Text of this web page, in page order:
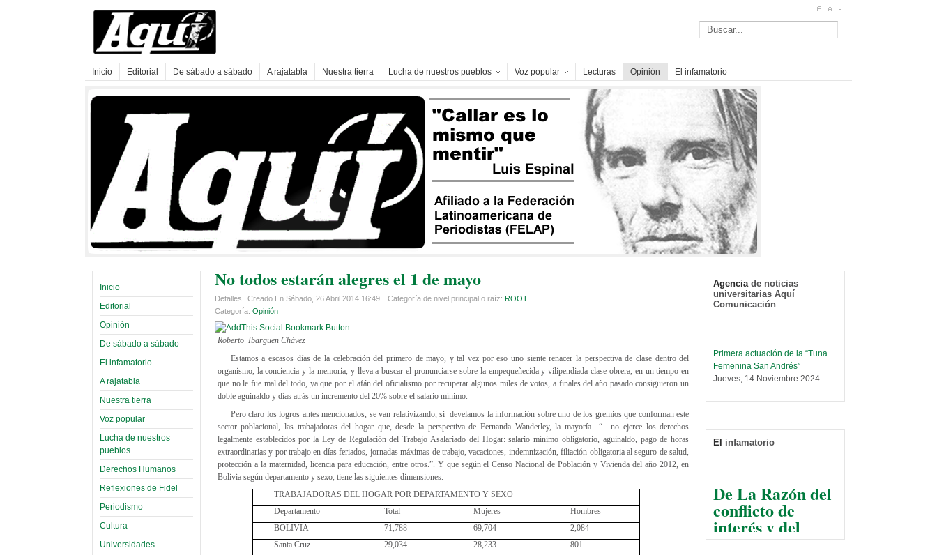
Inicio Editorial De sábado a sábado A rajatabla Nuestra tierra Lucha de nuestros pueblos Voz popular Lecturas Opinión El infamatorio
Inicio
Editorial
Opinión
De sábado a sábado
El infamatorio
A rajatabla
Nuestra tierra
Voz popular
Lucha de nuestros
pueblos
Derechos Humanos
Reflexiones de Fidel
Periodismo
Cultura
Universidades
No todos estarán alegres el 1 de mayo
Detalles Creado En Sábado, 26 Abril 2014 16:49 Categoría de nivel principal o raíz: ROOT
Categoría: Opinión
Roberto Ibarguen Chávez
Estamos a escasos días de la celebración del primero de mayo, y tal vez por eso uno siente renacer la perspectiva de clase dentro del
organismo, la conciencia y la memoria, y lleva a buscar el pronunciarse sobre la empequeñecida y vilipendiada clase obrera, en un tiempo en
que no le fue mal del todo, ya que por el afán del oficialismo por recuperar algunos miles de votos, a finales del año pasado consiguieron un
doble aguinaldo y días atrás un incremento del 20% sobre el salario mínimo.
Pero claro los logros antes mencionados, se van relativizando, si develamos la información sobre uno de los gremios que conforman este
sector poblacional, las trabajadoras del hogar que, desde la perspectiva de Fernanda Wanderley, la mayoría “…no ejerce los derechos
legalmente establecidos por la Ley de Regulación del Trabajo Asalariado del Hogar: salario mínimo obligatorio, aguinaldo, pago de horas
extraordinarias y por trabajo en días feriados, jornadas máximas de trabajo, vacaciones, indemnización, filiación obligatoria al seguro de salud,
protección a la maternidad, licencia para educación, entre otros.”. Y que según el Censo Nacional de Población y Vivienda del año 2012, en
Bolivia según departamento y sexo, tiene las siguientes dimensiones.
TRABAJADORAS DEL HOGAR POR DEPARTAMENTO Y SEXO
Departamento
Total Mujeres
Hombres
BOLIVIA
71,788 69,704
2,084
Santa Cruz
29,034 28,233
801
Agencia de noticias
universitarias Aquí
Comunicación
Primera actuación de la “Tuna
Femenina San Andrés”
Jueves, 14 Noviembre 2024
Leer Más...
tráfico de personas
Sábado, 14 Septiembre 2024
Centro de Estudiantes organiza
taller de software estadístico en
la UMSA
Sábado, 14 Septiembre 2024
El infamatorio
De La Razón del
conflicto de
interés y del
razonable arte